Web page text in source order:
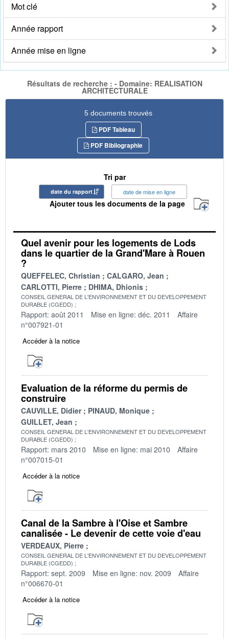
Mot clé
Année rapport
Année mise en ligne
Résultats de recherche : - Domaine: REALISATION
ARCHITECTURALE
5 documents trouvés
PDF Tableau
PDF Bibliographie
Tri par
date du rapport date de mise en ligne
Ajouter tous les documents de la page
Quel avenir pour les logements de Lods
dans le quartier de la Grand'Mare à Rouen
?
QUEFFELEC, Christian
CALGARO, Jean
CARLOTTI, Pierre
DHIMA, Dhionis
CONSEIL GENERAL DE L'ENVIRONNEMENT ET DU DEVELOPPEMENT
DURABLE (CGEDD)
Rapport: août 2011 Mise en ligne: déc. 2011
Affaire
n°007921-01
Accéder à la notice
Evaluation de la réforme du permis de
construire
CAUVILLE, Didier
PINAUD, Monique
GUILLET, Jean
CONSEIL GENERAL DE L'ENVIRONNEMENT ET DU DEVELOPPEMENT
DURABLE (CGEDD)
Rapport: mars 2010 Mise en ligne: mai 2010
Affaire
n°007015-01
Accéder à la notice
Canal de la Sambre à l'Oise et Sambre
canalisée - Le devenir de cette voie d'eau
VERDEAUX, Pierre
CONSEIL GENERAL DE L'ENVIRONNEMENT ET DU DEVELOPPEMENT
DURABLE (CGEDD)
Rapport: sept. 2009 Mise en ligne: nov. 2009
Affaire
n°006670-01
Accéder à la notice